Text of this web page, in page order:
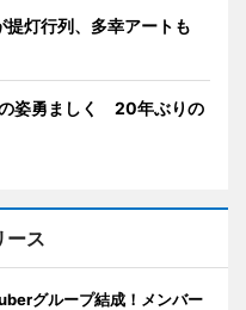
灯行列、多幸アートも
姿勇ましく 20年ぶりの
ース
グループ結成！メンバー